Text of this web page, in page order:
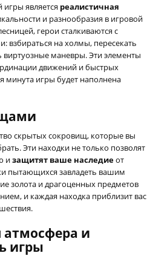
является реалистичная
и разнообразия в игровой
герои сталкиваются с
на холмы, пересекать
виртуозные маневры. Эти элементы
движений и быстрых
минута игры будет наполнена
скрытых сокровищ, которые вы
Эти находки не только позволят
изащитят ваше наследиеот
пытающихся завладеть вашим
золота и драгоценных предметов
и каждая находка приблизит вас
и
игры